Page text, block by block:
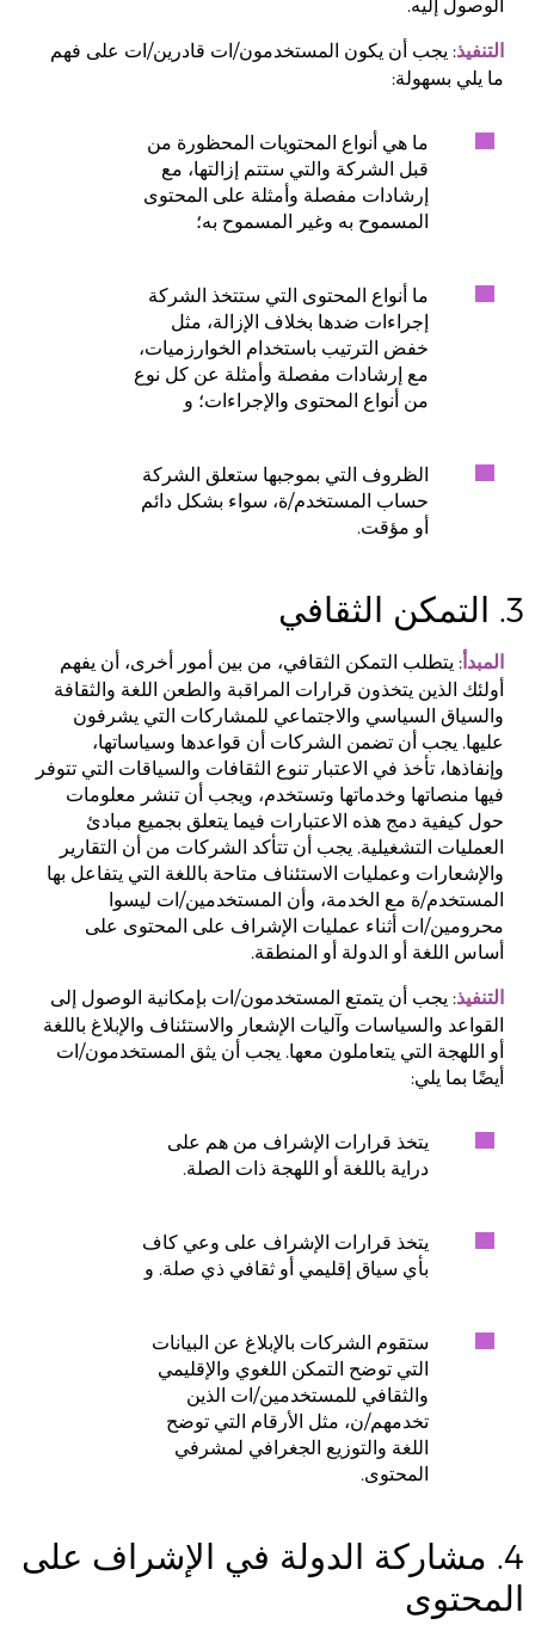
التنفيذ: يجب أن يكون المستخدمون/ات قادرين/ات على فهم
ما يلي بسهولة:
ما هي أنواع المحتويات المحظورة من
قبل الشركة والتي ستتم إزالتها، مع
إرشادات مفصلة وأمثلة على المحتوى
المسموح به وغير المسموح به؛
ما أنواع المحتوى التي ستتخذ الشركة
إجراءات ضدها بخلاف الإزالة، مثل
خفض الترتيب باستخدام الخوارزميات،
مع إرشادات مفصلة وأمثلة عن كل نوع
من أنواع المحتوى والإجراءات؛ و
الظروف التي بموجبها ستعلق الشركة
حساب المستخدم/ة، سواء بشكل دائم
أو مؤقت.
3. التمكن الثقافي
المبدأ: يتطلب التمكن الثقافي، من بين أمور أخرى، أن يفهم
أولئك الذين يتخذون قرارات المراقبة والطعن اللغة والثقافة
والسياق السياسي والاجتماعي للمشاركات التي يشرفون
عليها. يجب أن تضمن الشركات أن قواعدها وسياساتها،
وإنفاذها، تأخذ في الاعتبار تنوع الثقافات والسياقات التي تتوفر
فيها منصاتها وخدماتها وتستخدم، ويجب أن تنشر معلومات
حول كيفية دمج هذه الاعتبارات فيما يتعلق بجميع مبادئ
العمليات التشغيلية. يجب أن تتأكد الشركات من أن التقارير
والإشعارات وعمليات الاستئناف متاحة باللغة التي يتفاعل بها
المستخدم/ة مع الخدمة، وأن المستخدمين/ات ليسوا
محرومين/ات أثناء عمليات الإشراف على المحتوى على
أساس اللغة أو الدولة أو المنطقة.
التنفيذ: يجب أن يتمتع المستخدمون/ات بإمكانية الوصول إلى
القواعد والسياسات وآليات الإشعار والاستئناف والإبلاغ باللغة
أو اللهجة التي يتعاملون معها. يجب أن يثق المستخدمون/ات
أيضًا بما يلي:
يتخذ قرارات الإشراف من هم على
دراية باللغة أو اللهجة ذات الصلة.
يتخذ قرارات الإشراف على وعي كاف
بأي سياق إقليمي أو ثقافي ذي صلة. و
ستقوم الشركات بالإبلاغ عن البيانات
التي توضح التمكن اللغوي والإقليمي
والثقافي للمستخدمين/ات الذين
تخدمهم/ن، مثل الأرقام التي توضح
اللغة والتوزيع الجغرافي لمشرفي
المحتوى.
4. مشاركة الدولة في الإشراف على
المحتوى